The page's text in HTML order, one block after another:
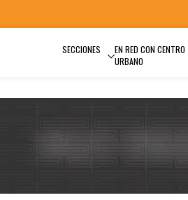
SECCIONES
EN RED CON CENTRO
URBANO